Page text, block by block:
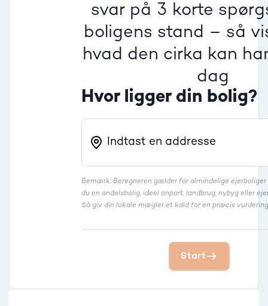
svar på 3 korte
boligens stand – så
hvad den cirka kan
dag
Hvor ligger din bolig?
Bemærk: Beregneren gælder for almindelige ejerboliger
du en andelsbolig, ideel anpart, landbrug, nybyg eller
Så giv din lokale mægler et kald for en præcis
Start